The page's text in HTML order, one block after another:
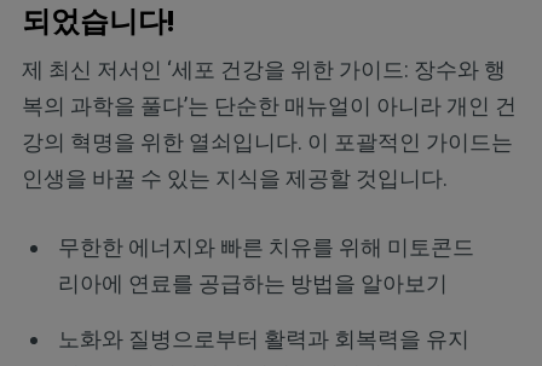
되었습니다!
제 최신 저서인 ‘세포 건강을 위한 가이드: 장수와 행
복의 과학을 풀다’는 단순한 매뉴얼이 아니라 개인 건
강의 혁명을 위한 열쇠입니다. 이 포괄적인 가이드는
인생을 바꿀 수 있는 지식을 제공할 것입니다.
무한한 에너지와 빠른 치유를 위해 미토콘드
리아에 연료를 공급하는 방법을 알아보기
노화와 질병으로부터 활력과 회복력을 유지